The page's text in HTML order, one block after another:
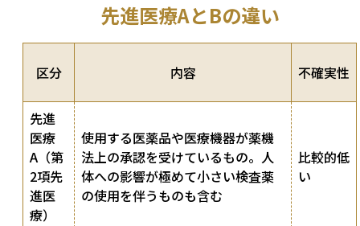
区分 内容 不確実性
先進
医療
A（第
2項先
進医
療）
使用する医薬品や医療機器が薬機
法上の承認を受けているもの。人
体への影響が極めて小さい検査薬
の使用を伴うものも含む
比較的低
い
先進医療AとBの違い